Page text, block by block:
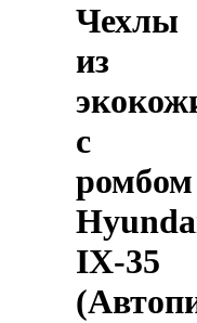
Чехлы
из
с
ромбом
IX-35